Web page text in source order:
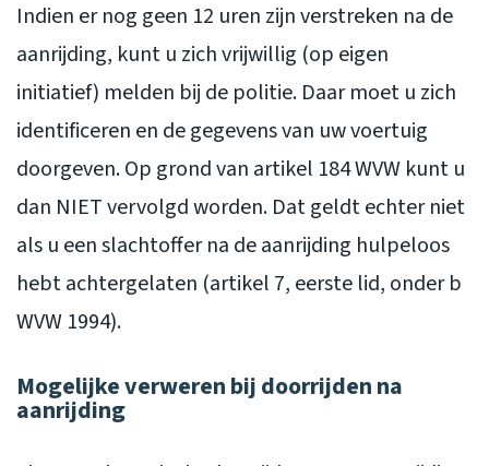
Indien er nog geen 12 uren zijn verstreken na de
aanrijding, kunt u zich vrijwillig (op eigen
initiatief) melden bij de politie. Daar moet u zich
identificeren en de gegevens van uw voertuig
doorgeven. Op grond van artikel 184 WVW kunt u
dan NIET vervolgd worden. Dat geldt echter niet
als u een slachtoffer na de aanrijding hulpeloos
hebt achtergelaten (artikel 7, eerste lid, onder b
WVW 1994).
Mogelijke verweren bij doorrijden na
aanrijding